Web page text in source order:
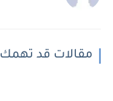
مقالات قد تهمك